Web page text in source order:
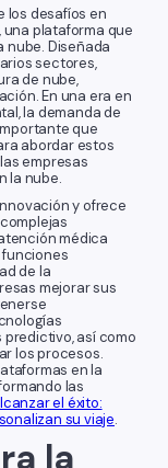
los desafíos en
plataforma que
nube. Diseñada
sectores,
de nube,
En una era en
la demanda de
que
abordar estos
empresas
la nube.
y ofrece
médica
de la
mejorar sus
predictivo, así como
los procesos.
en la
las
el éxito:
su viaje.
la